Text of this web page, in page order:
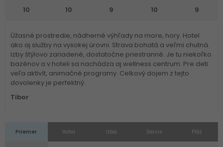
10 10 9 10 9
Úžasné prostredie, nádherné výhľady na more, hory. Hotel
ako aj služby na vysokej úrovni. Strava bohatá a veľmi chutná.
Izby štýlovo zariadené, dostatočne priestranné. Je tu niekoľko
bazénov a v hoteli sa nachádza aj wellness centrum. Pre deti
veľa aktivít, animačné programy. Celkový dojem z tejto
dovolenky je perfektný.
Tibor
Priemer Hotel Izba Servis Pláž